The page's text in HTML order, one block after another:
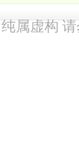
纯属虚构